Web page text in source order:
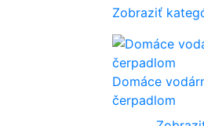
Zobraziť
Domáce
čerpadlom